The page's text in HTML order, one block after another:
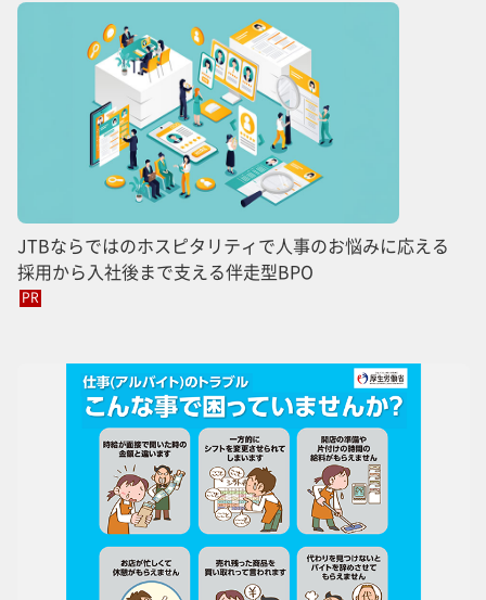
JTBならではのホスピタリティで人事のお悩みに応える
採用から入社後まで支える伴走型BPO
PR